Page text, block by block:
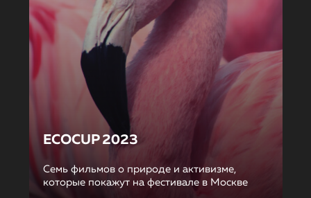
ECOCUP 2023
Семь фильмов о природе и активизме,
которые покажут на фестивале в Москве